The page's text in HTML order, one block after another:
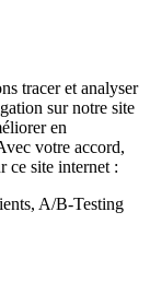
tracer et analyser
sur notre site
en
votre accord,
ce site internet :
A/B-Testing